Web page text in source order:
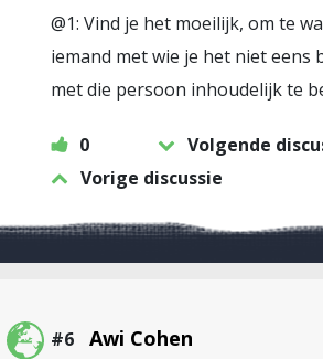
@1: Vind je het moeilijk, om te
iemand met wie je het niet eens
met die persoon inhoudelijk te
0
Volgende
Vorige discussie
#6 Awi Cohen